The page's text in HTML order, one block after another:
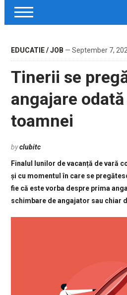
EDUCATIE / JOB — September 7,
Tinerii se
angajare
toamnei
byclubitc
Finalul lunilor de vacanță de vară
și cu momentul în care se
fie că este vorba despre prima
schimbare de angajator sau chiar